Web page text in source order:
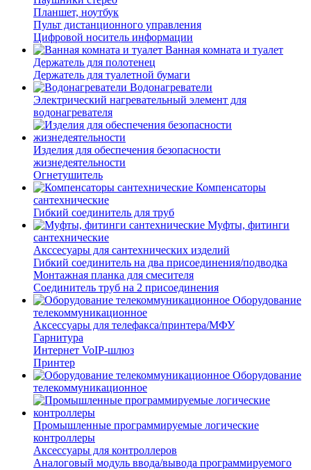
Планшет, ноутбук
Пульт дистанционного управления
Цифровой носитель информации
Ванная комната и туалет
Держатель для полотенец
Держатель для туалетной бумаги
Водонагреватели
Электрический нагревательный элемент для
водонагревателя
Изделия для обеспечения безопасности
жизнедеятельности
Огнетушитель
Компенсаторы
сантехнические
Гибкий соединитель для труб
Муфты, фитинги
сантехнические
Акссесуары для сантехнических изделий
Гибкий соединитель на два присоединения/подводка
Монтажная планка для смесителя
Соединитель труб на 2 присоединения
Оборудование
телекоммуникационное
Аксессуары для телефакса/принтера/МФУ
Гарнитура
Интернет VoIP-шлюз
Принтер
Оборудование
телекоммуникационное
Промышленные программируемые логические
контроллеры
Аксессуары для контроллеров
Аналоговый модуль ввода/вывода программируемого